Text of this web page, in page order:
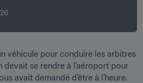
véhicule pour conduire les arbitres
devait se rendre à l’aéroport pour
avait demandé d’être à l’heure.